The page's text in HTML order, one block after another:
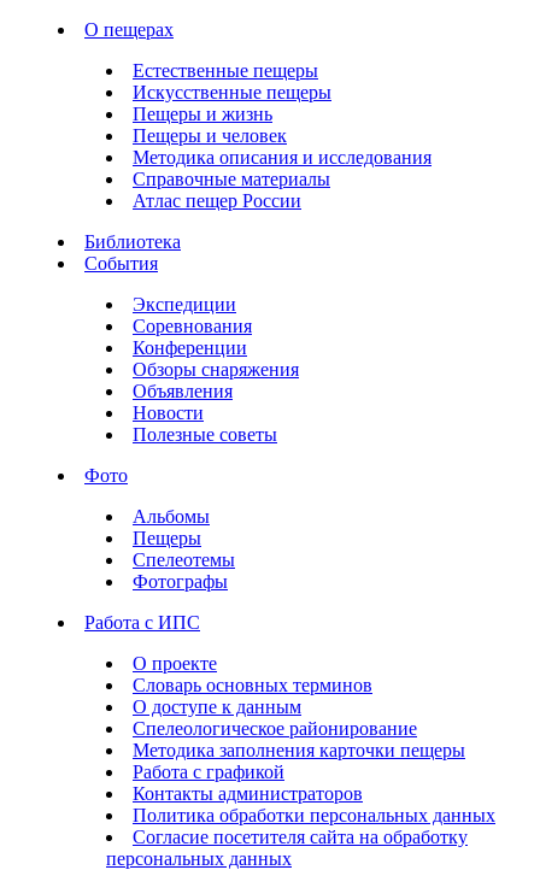
О пещерах
Естественные пещеры
Искусственные пещеры
Пещеры и жизнь
Пещеры и человек
Методика описания и исследования
Справочные материалы
Атлас пещер России
Библиотека
События
Экспедиции
Соревнования
Конференции
Обзоры снаряжения
Объявления
Новости
Полезные советы
Фото
Альбомы
Пещеры
Спелеотемы
Фотографы
Работа с ИПС
О проекте
Словарь основных терминов
О доступе к данным
Спелеологическое районирование
Методика заполнения карточки пещеры
Работа с графикой
Контакты администраторов
Политика обработки персональных данных
Согласие посетителя сайта на обработку
персональных данных